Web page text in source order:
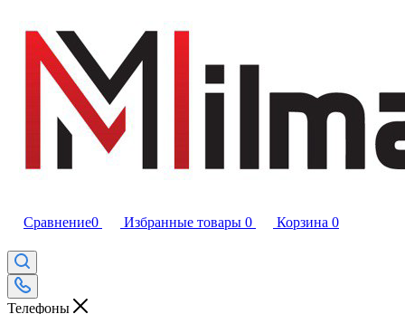
Сравнение0 Избранные товары 0 Корзина 0
Телефоны